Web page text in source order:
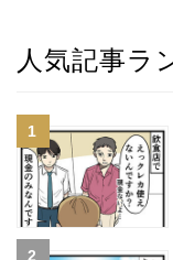
人気記事ラ